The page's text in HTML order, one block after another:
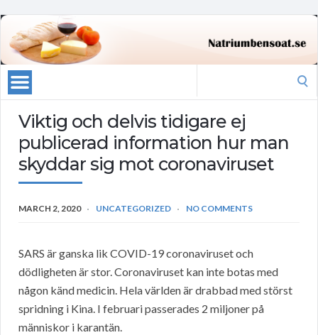
Viktig och delvis tidigare ej
publicerad information hur man
skyddar sig mot coronaviruset
MARCH 2, 2020 UNCATEGORIZED NO COMMENTS
SARS är ganska lik COVID-19 coronaviruset och
dödligheten är stor. Coronaviruset kan inte botas med
någon känd medicin. Hela världen är drabbad med störst
spridning i Kina. I februari passerades 2 miljoner på
människor i karantän.